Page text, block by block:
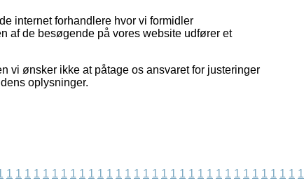
internet forhandlere hvor vi formidler
af de besøgende på vores website udfører et
vi ønsker ikke at påtage os ansvaret for justeringer
oplysninger.
1 1 1 1 1 1 1 1 1 1 1 1 1 1 1 1 1 1 1 1 1 1 1 1 1 1 1 1 1 1 1 1 1